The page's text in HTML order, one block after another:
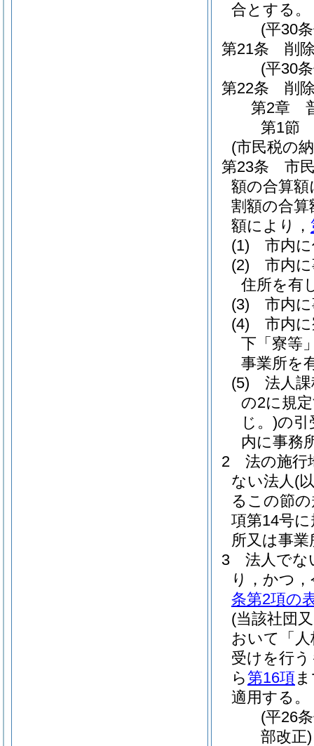
合とする。
(平30
第21条
削
(平30
第22条
削
第2章
第1節
(市民税の
第23条
市
額の合算
割額の合
額により，
(1)
市内
(2)
市内
住所を有
(3)
市内
(4)
市内
下「寮等
事業所を
(5)
法人
の2に規
じ。)の引
内に事務
2
法の施行
ない法人(
るこの節
項第14号
所又は事
3
法人でな
り，かつ
条第2項の
(当該社団
おいて「
受けを行
ら第16項
適用する。
(平26
部改正)